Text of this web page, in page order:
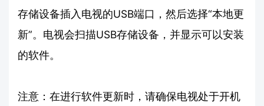
存储设备插入电视的USB端口，然后选择“本地更
新”。电视会扫描USB存储设备，并显示可以安装
的软件。
注意：在进行软件更新时，请确保电视处于开机